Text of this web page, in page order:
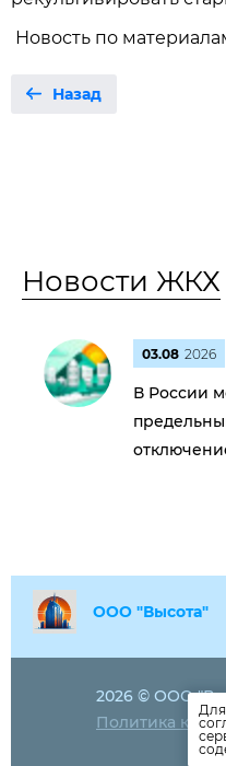
Новость по
Назад
Новости ЖКХ
03.08 2026
В России
ООО "Высота"
2026 © ООО
Политика
Для